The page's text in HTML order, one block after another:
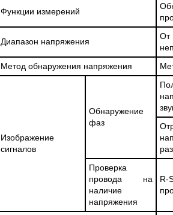
Функции измерений
Диапазон напряжения
От
Метод обнаружения напряжения
Изображение
сигналов
Обнаружение
фаз
Проверка
провода на
наличие
напряжения
R-